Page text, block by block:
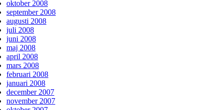
oktober 2008
september 2008
augusti 2008
juli 2008
juni 2008
maj 2008
april 2008
mars 2008
februari 2008
januari 2008
december 2007
november 2007